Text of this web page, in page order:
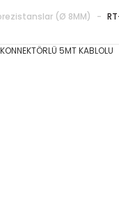
(Ø 8MM)